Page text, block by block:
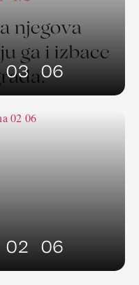
03 06
02 06